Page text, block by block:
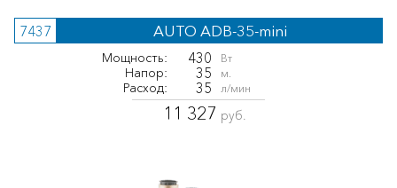
7437 AUTO ADB-35-mini
Мощность: 430 Вт
Напор: 35 м.
Расход: 35 л/мин
11 327 руб.